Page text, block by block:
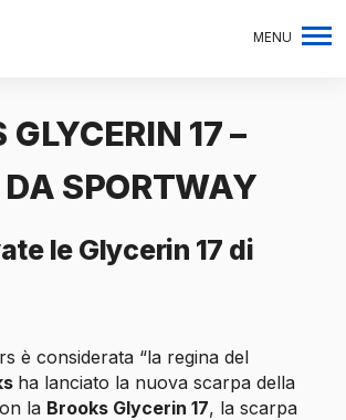
MENU
GLYCERIN 17 –
SPORTWAY
le Glycerin 17 di
è considerata “la regina del
ha lanciato la nuova scarpa della
la Brooks Glycerin 17, la scarpa